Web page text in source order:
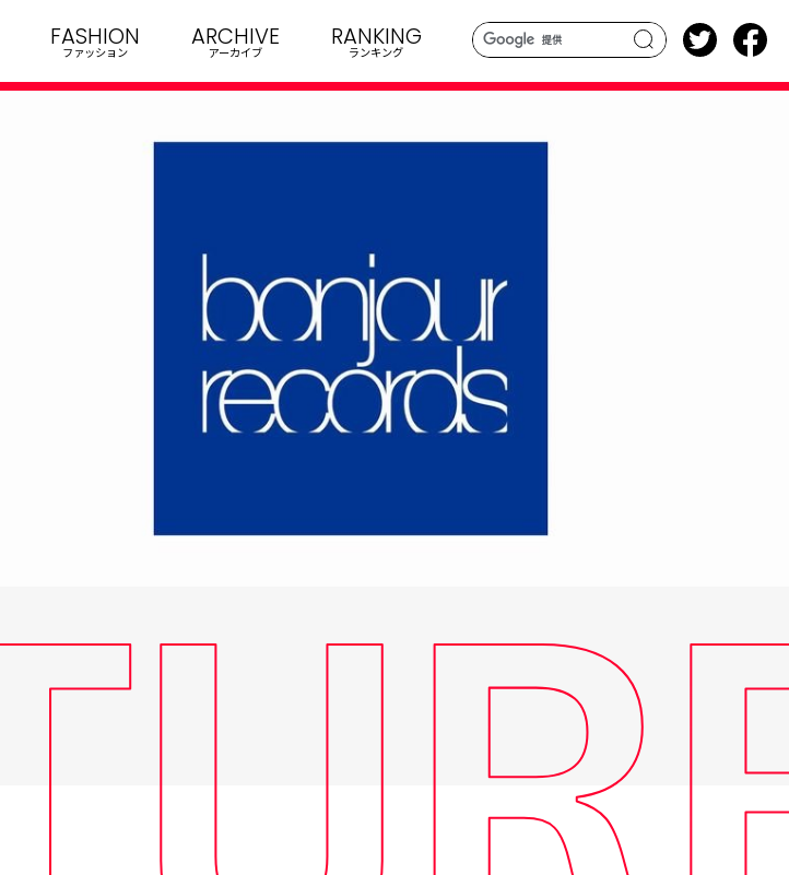
search
FASHION
ファッション
ARCHIVE
アーカイブ
RANKING
ランキング